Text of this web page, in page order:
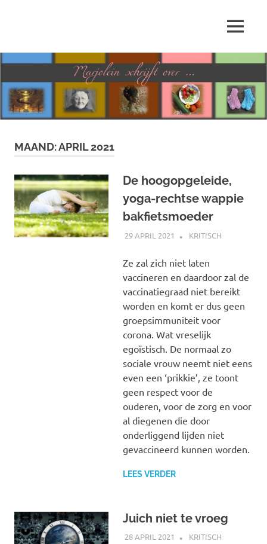
inhoud
schrijft
over
…
MENU
MAAND:APRIL 2021
De hoogopgeleide,
yoga-rechtse wappie
bakfietsmoeder
29 APRIL 2021 MARJOLEIN
KRITISCH
Ze zal zich niet laten
vaccineren en daardoor zal de
vaccinatiegraad niet bereikt
worden en komt er dus geen
groepsimmuniteit voor
corona. Wat vreselijk
egoïstisch. De normaal zo
sociale vrouw neemt niet eens
even een ‘prikkie’, ze toont
geen respect voor de
ouderen, voor de zorg en voor
al diegenen die door
onderliggend lijden niet
gevaccineerd kunnen worden.
LEES VERDER
Juich niet te vroeg
28 APRIL 2021 MARJOLEIN
KRITISCH